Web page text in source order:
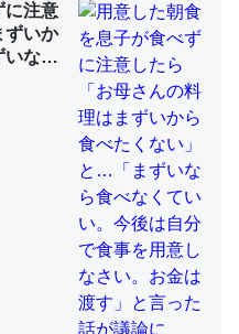
8を設定中でした。Prime
る。一生で親と会える残
の人が多いそうだけど、
効果があるはず……
父67歳と僕。ITツール導入で
｜tayorini by LIFULL介護
に注意
ずいか
なら
食事